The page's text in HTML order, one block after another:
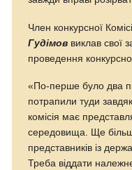
Член конкурсної
Гудімов виклав свої
проведення
«По-перше було два
потрапили туди
комісія має
середовища. Ще
представників із
Треба віддати